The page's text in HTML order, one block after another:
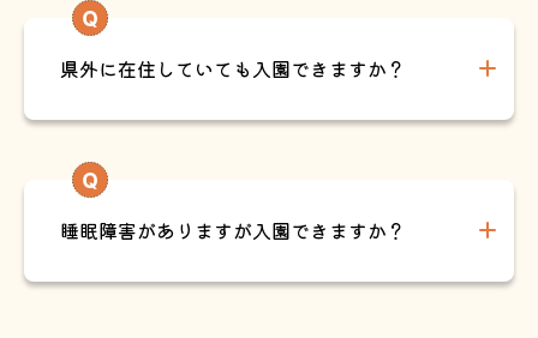
県外に在住していても入園できますか？
睡眠障害がありますが入園できますか？